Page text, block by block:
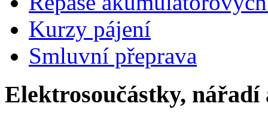
Kurzy pájení
Smluvní přeprava
Elektrosoučástky, nářadí